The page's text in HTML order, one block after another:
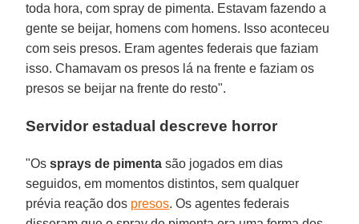
toda hora, com spray de pimenta. Estavam fazendo a
gente se beijar, homens com homens. Isso aconteceu
com seis presos. Eram agentes federais que faziam
isso. Chamavam os presos lá na frente e faziam os
presos se beijar na frente do resto".
Servidor estadual descreve horror
"Ossprays de pimenta são jogados em dias
seguidos, em momentos distintos, sem qualquer
prévia reação dos presos. Os agentes federais